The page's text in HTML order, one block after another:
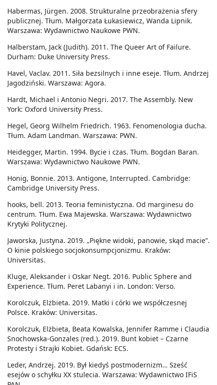
Habermas, Jürgen. 2008. Strukturalne przeobrażenia sfery
publicznej. Tłum. Małgorzata Łukasiewicz, Wanda Lipnik.
Warszawa: Wydawnictwo Naukowe PWN.
Halberstam, Jack (Judith). 2011. The Queer Art of Failure.
Durham: Duke University Press.
Havel, Vaclav. 2011. Siła bezsilnych i inne eseje. Tłum. Andrzej
Jagodziński. Warszawa: Agora.
Hardt, Michael i Antonio Negri. 2017. The Assembly. New
York: Oxford University Press.
Hegel, Georg Wilhelm Friedrich. 1963. Fenomenologia ducha.
Tłum. Adam Landman. Warszawa: PWN.
Heidegger, Martin. 1994. Bycie i czas. Tłum. Bogdan Baran.
Warszawa: Wydawnictwo Naukowe PWN.
Honig, Bonnie. 2013. Antigone, Interrupted. Cambridge:
Cambridge University Press.
hooks, bell. 2013. Teoria feministyczna. Od marginesu do
centrum. Tłum. Ewa Majewska. Warszawa: Wydawnictwo
Krytyki Politycznej.
Jaworska, Justyna. 2019. „Piękne widoki, panowie, skąd macie”.
O kinie polskiego socjokonsumpcjonizmu. Kraków:
Universitas.
Kluge, Aleksander i Oskar Negt. 2016. Public Sphere and
Experience. Tłum. Peret Labanyi i in. London: Verso.
Korolczuk, Elżbieta. 2019. Matki i córki we współczesnej
Polsce. Kraków: Universitas.
Korolczuk, Elżbieta, Beata Kowalska, Jennifer Ramme i Claudia
Snochowska-Gonzales (red.). 2019. Bunt kobiet – Czarne
Protesty i Strajki Kobiet. Gdańsk: ECS.
Leder, Andrzej. 2019. Był kiedyś postmodernizm… Sześć
esejów o schyłku XX stulecia. Warszawa: Wydawnictwo IFiS